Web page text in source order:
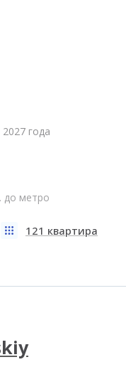
года
до метро
121 квартира